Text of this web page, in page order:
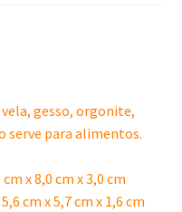
gesso, orgonite,
serve para alimentos.
x 8,0 cm x 3,0 cm
cm x 5,7 cm x 1,6 cm